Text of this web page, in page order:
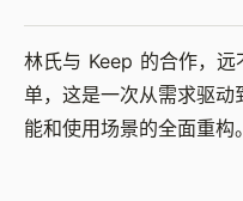
林氏与 Keep 的合作，远
单，这是一次从需求驱动
能和使用场景的全面重构。